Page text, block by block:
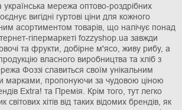
мережа оптово-роздрібних
вигідні гуртові ціни для кожного
асортиментом товарів, що налічує понад
гіпермаркеті fozzyshop.ua завжди
та фрукти, добірне м'ясо, живу рибу, а
власного виробництва та хліб з
Фоззі славиться своїм унікальним
марками, пропонуючи за чудовою ціною
Extra! та Премія. Крім того, тут легко
світових хітів від таких відомих брендів, як